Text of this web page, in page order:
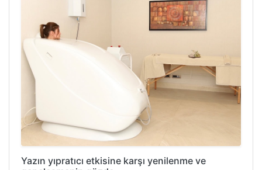
Yazın yıpratıcı etkisine karşı yenilenme ve